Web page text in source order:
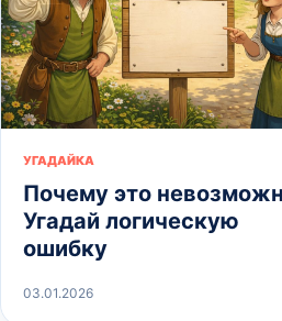
УГАДАЙКА
Почему это
Угадай логическую
ошибку
03.01.2026